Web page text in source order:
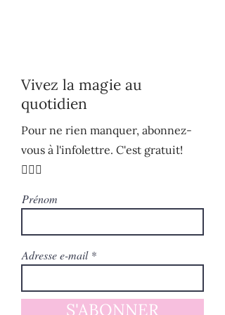
Vivez la magie au
quotidien
Pour ne rien manquer, abonnez-
vous à l'infolettre. C'est gratuit!
🧚🏻‍♀️
Prénom
Adresse e-mail
S'ABONNER